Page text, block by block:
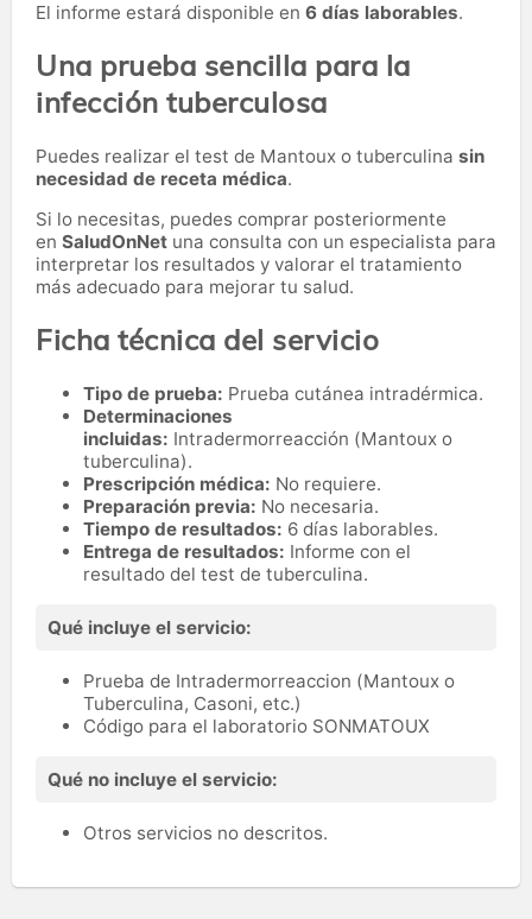
El informe estará disponible en 6 días laborables.
Una prueba sencilla para la
infección tuberculosa
Puedes realizar el test de Mantoux o tuberculina sin
necesidad de receta médica.
Si lo necesitas, puedes comprar posteriormente
en SaludOnNet una consulta con un especialista para
interpretar los resultados y valorar el tratamiento
más adecuado para mejorar tu salud.
Ficha técnica del servicio
Tipo de prueba: Prueba cutánea intradérmica.
Determinaciones
incluidas: Intradermorreacción (Mantoux o
tuberculina).
Prescripción médica: No requiere.
Preparación previa: No necesaria.
Tiempo de resultados: 6 días laborables.
Entrega de resultados: Informe con el
resultado del test de tuberculina.
Qué incluye el servicio:
Prueba de Intradermorreaccion (Mantoux o
Tuberculina, Casoni, etc.)
Código para el laboratorio SONMATOUX
Qué no incluye el servicio:
Otros servicios no descritos.